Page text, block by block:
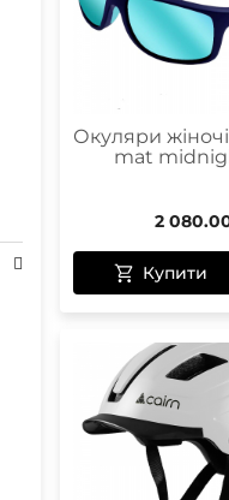
Окуляри
mat
2
Купити